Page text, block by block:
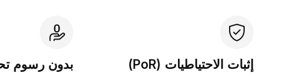
إثبات الاحتياطيات (PoR) بدون رسوم